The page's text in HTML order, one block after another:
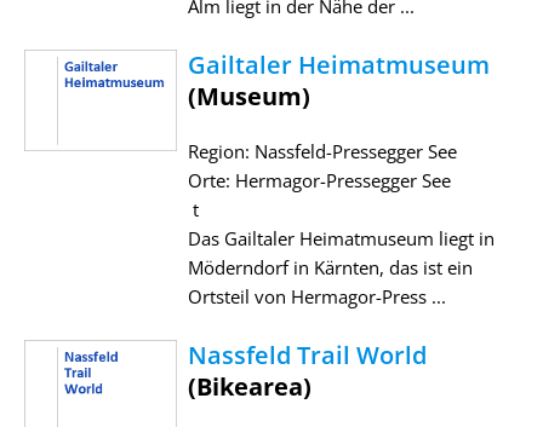
Alm liegt in der Nähe der ...
Gailtaler Heimatmuseum
(Museum)
Region: Nassfeld-Pressegger See
Orte: Hermagor-Pressegger See
t
Das Gailtaler Heimatmuseum liegt in
Möderndorf in Kärnten, das ist ein
Ortsteil von Hermagor-Press ...
Nassfeld Trail World
(Bikearea)